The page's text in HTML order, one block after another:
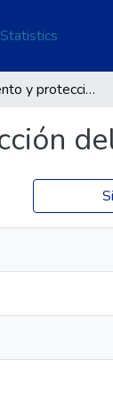
Statistics
Comportamiento y protección del consumidor